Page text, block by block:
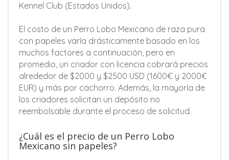
Kennel Club (Estados Unidos).
El costo de un Perro Lobo Mexicano de raza pura
con papeles varía drásticamente basado en los
muchos factores a continuación, pero en
promedio, un criador con licencia cobrará precios
alrededor de $2000 y $2500 USD (1600€ y 2000€
EUR) y más por cachorro. Además, la mayoría de
los criadores solicitan un depósito no
reembolsable durante el proceso de solicitud.
¿Cuál es el precio de un Perro Lobo
Mexicano sin papeles?